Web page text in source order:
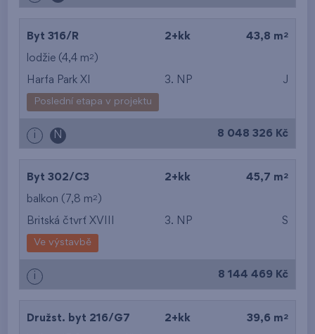
Byt 316/R 2+kk 43,8 m 2
lodžie (4,4 m2 )
Harfa Park XI 3. NP J
Poslední etapa v projektu
i N 8 048 326 Kč
Byt 302/C3 2+kk 45,7 m 2
balkon (7,8 m2 )
Britská čtvrť XVIII 3. NP S
Ve výstavbě
i 8 144 469 Kč
Družst. byt 216/G7 2+kk 39,6 m 2